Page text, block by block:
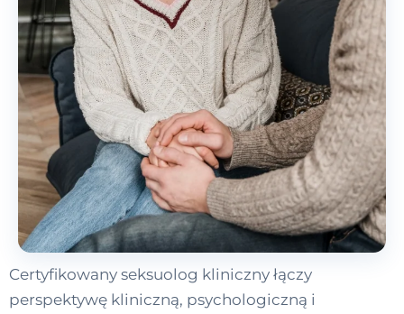
Certyfikowany seksuolog kliniczny łączy
perspektywę kliniczną, psychologiczną i